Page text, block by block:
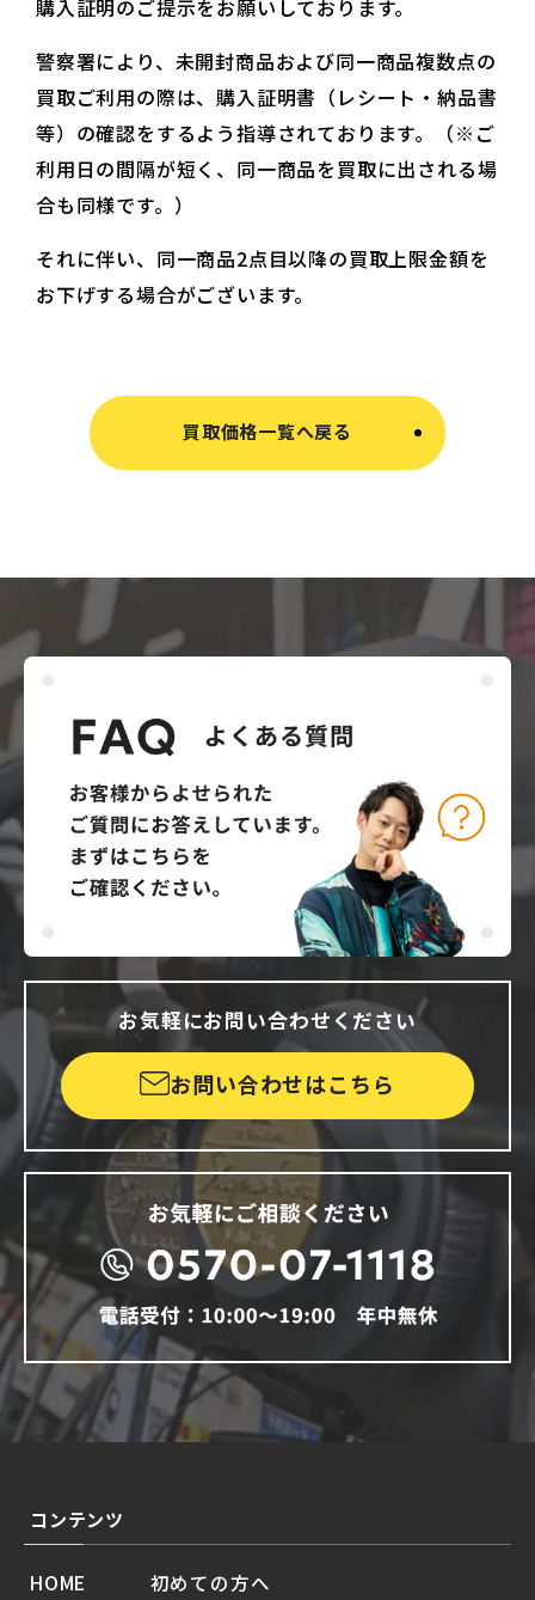
購入証明のご提示をお願いしております。
警察署により、未開封商品および同一商品複数点の
買取ご利用の際は、購入証明書（レシート・納品書
等）の確認をするよう指導されております。（※ご
利用日の間隔が短く、同一商品を買取に出される場
合も同様です。）
それに伴い、同一商品2点目以降の買取上限金額を
お下げする場合がございます。
買取価格一覧へ戻る
お気軽にお問い合わせください
お問い合わせはこちら
コンテンツ
HOME
初めての方へ